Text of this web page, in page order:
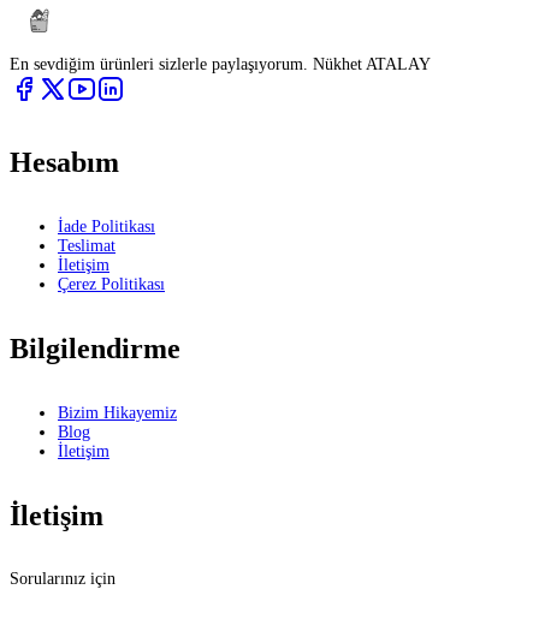
En sevdiğim ürünleri sizlerle paylaşıyorum. Nükhet ATALAY
Hesabım
İade Politikası
Teslimat
İletişim
Çerez Politikası
Bilgilendirme
Bizim Hikayemiz
Blog
İletişim
İletişim
Sorularınız için